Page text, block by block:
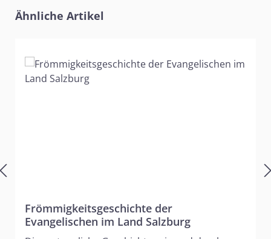
Produktgalerie überspringen
Ähnliche Artikel
Frömmigkeitsgeschichte der
Evangelischen im Land Salzburg